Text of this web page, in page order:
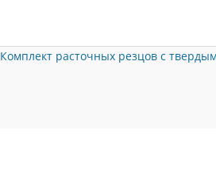
Комплект расточных резцов с